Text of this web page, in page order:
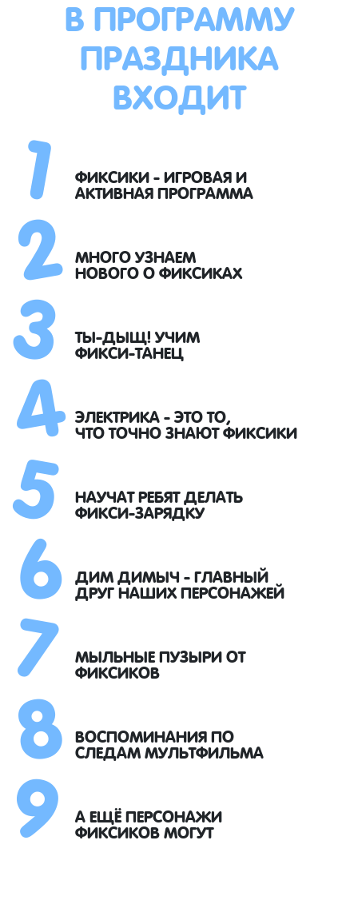
В ПРОГРАММУ
ПРАЗДНИКА
ВХОДИТ
ФИКСИКИ - ИГРОВАЯ И
АКТИВНАЯ ПРОГРАММА
МНОГО УЗНАЕМ
НОВОГО О ФИКСИКАХ
ТЫ-ДЫЩ! УЧИМ
ФИКСИ-ТАНЕЦ
ЭЛЕКТРИКА - ЭТО ТО,
ЧТО ТОЧНО ЗНАЮТ ФИКСИКИ
НАУЧАТ РЕБЯТ ДЕЛАТЬ
ФИКСИ-ЗАРЯДКУ
ДИМ ДИМЫЧ - ГЛАВНЫЙ
ДРУГ НАШИХ ПЕРСОНАЖЕЙ
МЫЛЬНЫЕ ПУЗЫРИ ОТ
ФИКСИКОВ
ВОСПОМИНАНИЯ ПО
СЛЕДАМ МУЛЬТФИЛЬМА
А ЕЩЁ ПЕРСОНАЖИ
ФИКСИКОВ МОГУТ